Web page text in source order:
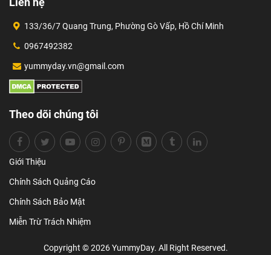
133/36/7 Quang Trung, Phường Gò Vấp, Hồ Chí Minh
0967492382
yummyday.vn@gmail.com
Theo dõi chúng tôi
Giới Thiệu
Chính Sách Quảng Cáo
Chính Sách Bảo Mật
Miễn Trừ Trách Nhiệm
Copyright © 2026 YummyDay. All Right Reserved.